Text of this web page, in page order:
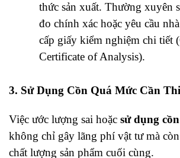
thức sản xuất. Thường xuyên
đo chính xác hoặc yêu cầu
cấp giấy kiểm nghiệm chi tiết
Certificate of Analysis).
3. Sử Dụng Cồn Quá Mức Cần
Việc ước lượng sai hoặc sử dụng cồn
không chỉ gây lãng phí vật tư mà
chất lượng sản phẩm cuối cùng.